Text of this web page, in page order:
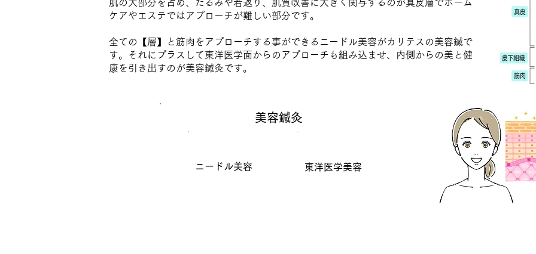
肌の大部分を占め、たるみや若返り、肌質改善に大きく関与するのが真皮層でホーム
ケアやエステではアプローチが難しい部分です。
全ての【層】と筋肉をアプローチする事ができるニードル美容がカリテスの美容鍼で
す。それにプラスして東洋医学面からのアプローチも組み込ませ、内側からの美と健
康を引き出すのが美容鍼灸です。
美容鍼灸
ニードル美容 東洋医学美容